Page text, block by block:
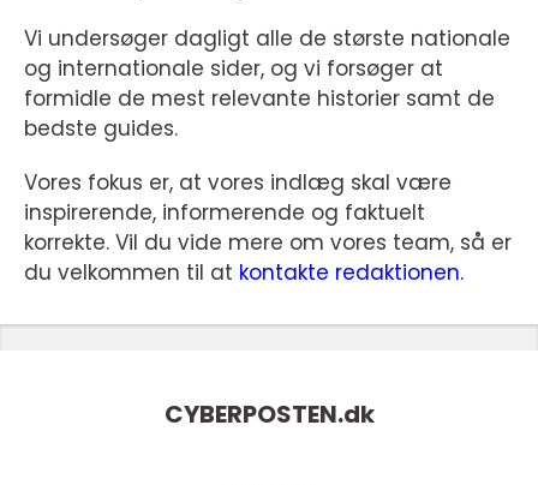
Vi undersøger dagligt alle de største nationale
og internationale sider, og vi forsøger at
formidle de mest relevante historier samt de
bedste guides.
Vores fokus er, at vores indlæg skal være
inspirerende, informerende og faktuelt
korrekte. Vil du vide mere om vores team, så er
du velkommen til at kontakte redaktionen.
CYBERPOSTEN.dk